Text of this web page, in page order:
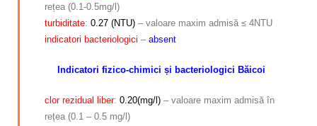
rețea (0.1-0.5mg/l)
turbiditate: 0.27 (NTU) – valoare maxim admisă ≤ 4NTU
indicatori bacteriologici – absent
Indicatori fizico-chimici și bacteriologici Băicoi
clor rezidual liber: 0.20(mg/l) – valoare maxim admisă în
rețea (0.1 – 0.5 mg/l)